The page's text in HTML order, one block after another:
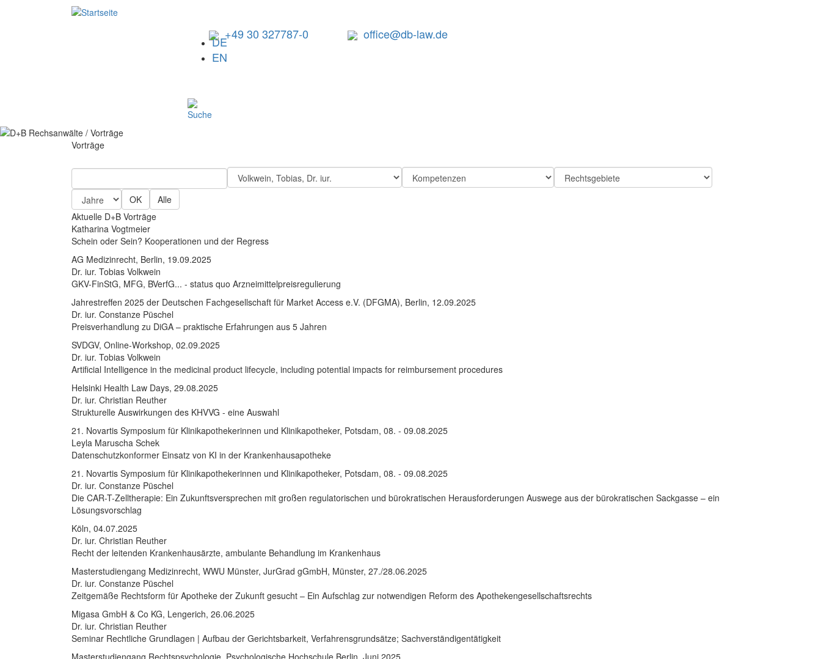
+49 30 327787-0 office@db-law.de
DE
EN
Vorträge
OK
Alle
Aktuelle D+B Vorträge
Katharina Vogtmeier
Schein oder Sein? Kooperationen und der Regress
AG Medizinrecht, Berlin, 19.09.2025
Dr. iur. Tobias Volkwein
GKV-FinStG, MFG, BVerfG... - status quo Arzneimittelpreisregulierung
Jahrestreffen 2025 der Deutschen Fachgesellschaft für Market Access e.V. (DFGMA), Berlin, 12.09.2025
Dr. iur. Constanze Püschel
Preisverhandlung zu DiGA – praktische Erfahrungen aus 5 Jahren
SVDGV, Online-Workshop, 02.09.2025
Dr. iur. Tobias Volkwein
Artificial Intelligence in the medicinal product lifecycle, including potential impacts for reimbursement procedures
Helsinki Health Law Days, 29.08.2025
Dr. iur. Christian Reuther
Strukturelle Auswirkungen des KHVVG - eine Auswahl
21. Novartis Symposium für Klinikapothekerinnen und Klinikapotheker, Potsdam, 08. - 09.08.2025
Leyla Maruscha Schek
Datenschutzkonformer Einsatz von KI in der Krankenhausapotheke
21. Novartis Symposium für Klinikapothekerinnen und Klinikapotheker, Potsdam, 08. - 09.08.2025
Dr. iur. Constanze Püschel
Die CAR-T-Zelltherapie: Ein Zukunftsversprechen mit großen regulatorischen und bürokratischen Herausforderungen Auswege aus der bürokratischen Sackgasse – ein
Lösungsvorschlag
Köln, 04.07.2025
Dr. iur. Christian Reuther
Recht der leitenden Krankenhausärzte, ambulante Behandlung im Krankenhaus
Masterstudiengang Medizinrecht, WWU Münster, JurGrad gGmbH, Münster, 27./28.06.2025
Dr. iur. Constanze Püschel
Zeitgemäße Rechtsform für Apotheke der Zukunft gesucht – Ein Aufschlag zur notwendigen Reform des Apothekengesellschaftsrechts
Migasa GmbH & Co KG, Lengerich, 26.06.2025
Dr. iur. Christian Reuther
Seminar Rechtliche Grundlagen | Aufbau der Gerichtsbarkeit, Verfahrensgrundsätze; Sachverständigentätigkeit
Masterstudiengang Rechtspsychologie, Psychologische Hochschule Berlin, Juni 2025